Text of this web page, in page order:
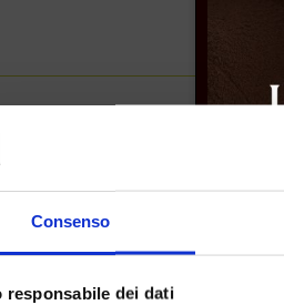
Consenso
responsabile dei dati